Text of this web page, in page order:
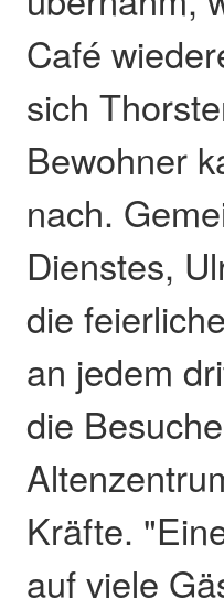
Café
sich
Bewohner
nach.
Dienstes,
die
an jedem
die
Kräfte.
auf viele